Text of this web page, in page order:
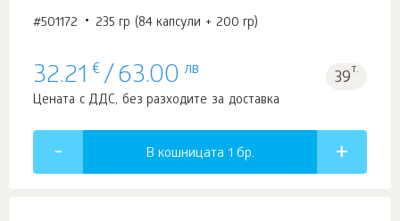
#501172 235 гр (84 капсули + 200 гр)
32.21 € /63.00 лв 39т.
Цената с ДДС, без разходите за доставка
В кошницата 1 бр.